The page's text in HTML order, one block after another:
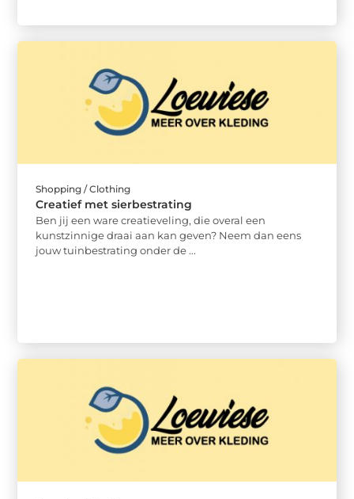
Shopping / Clothing
Creatief met sierbestrating
Ben jij een ware creatieveling, die overal een
kunstzinnige draai aan kan geven? Neem dan eens
jouw tuinbestrating onder de ...